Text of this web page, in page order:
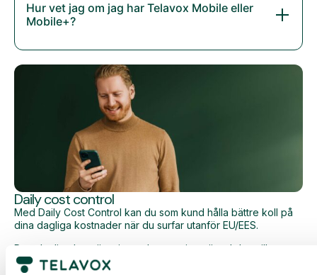
Hur vet jag om jag har Telavox Mobile eller
Mobile+?
Daily cost control
Med Daily Cost Control kan du som kund hålla bättre koll på
dina dagliga kostnader när du surfar utanför EU/EES.
Den dagliga begränsningen har en viss mängd data till ett
förutbestämt maxpris. När du har förbrukat den datamängden